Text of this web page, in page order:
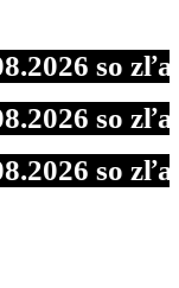
so zľavou
so zľavou
so zľavou